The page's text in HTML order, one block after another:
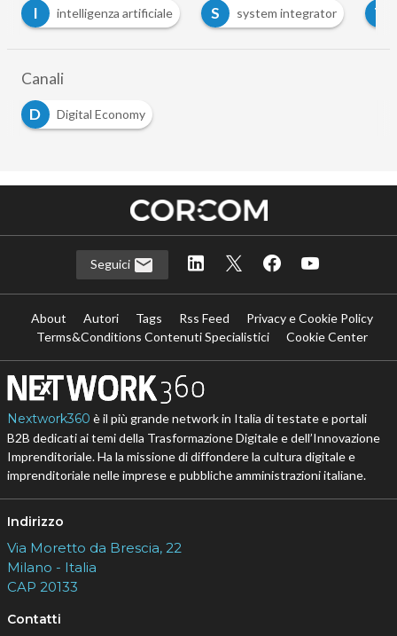
intelligenza artificiale S system integrator T tech
Canali
D
Digital Economy
Seguici
About Autori Tags Rss Feed
Privacy e Cookie Policy
Terms&Conditions Contenuti Specialistici
Cookie Center
Nextwork360 è il più grande network in Italia di testate e portali
B2B dedicati ai temi della Trasformazione Digitale e dell’Innovazione
Imprenditoriale. Ha la missione di diffondere la cultura digitale e
imprenditoriale nelle imprese e pubbliche amministrazioni italiane.
Indirizzo
Via Moretto da Brescia, 22
Milano - Italia
CAP 20133
Contatti